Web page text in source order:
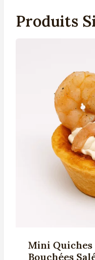
Produits
Mini Quiches
Bouchées